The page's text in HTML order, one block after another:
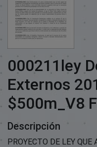
000211ley
Externos
$500m_V8
Descripción
PROYECTO DE LEY